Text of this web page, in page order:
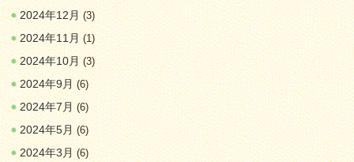
2024年12月(3)
2024年11月(1)
2024年10月(3)
2024年9月(6)
2024年7月(6)
2024年5月(6)
2024年3月(6)